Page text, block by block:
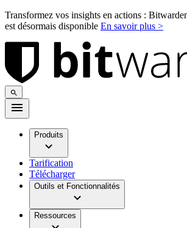
Transformez vos insights en actions :
est désormais disponible En savoir plus >
Produits
Tarification
Télécharger
Outils et Fonctionnalités
Ressources